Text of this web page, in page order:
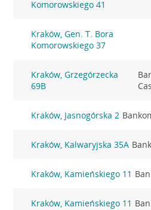
Komorowskiego 41
Kraków, Gen. T. Bora
Komorowskiego 37
Kraków, Grzegórzecka
69B
Kraków, Jasnogórska 2
Kraków, Kalwaryjska 35A
Kraków, Kamieńskiego 11
Kraków, Kamieńskiego 11